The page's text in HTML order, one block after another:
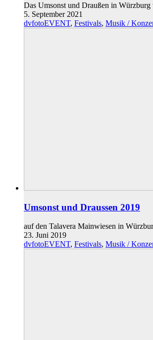
Das Umsonst und Draußen in
5. September 2021
dvfotoEVENT, Festivals, Musik /
Umsonst und Draussen 2019
auf den Talavera Mainwiesen in
23. Juni 2019
dvfotoEVENT, Festivals, Musik /